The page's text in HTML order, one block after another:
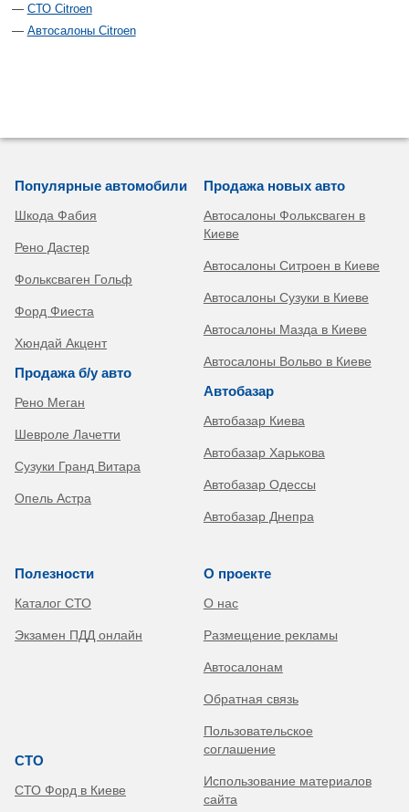
СТО Citroen
Автосалоны Citroen
Популярные автомобили
Шкода Фабия
Рено Дастер
Фольксваген Гольф
Форд Фиеста
Хюндай Акцент
Продажа б/у авто
Рено Меган
Шевроле Лачетти
Сузуки Гранд Витара
Опель Астра
Продажа новых авто
Автосалоны Фольксваген в
Киеве
Автосалоны Ситроен в Киеве
Автосалоны Сузуки в Киеве
Автосалоны Мазда в Киеве
Автосалоны Вольво в Киеве
Автобазар
Автобазар Киева
Автобазар Харькова
Автобазар Одессы
Автобазар Днепра
Полезности
Каталог СТО
Экзамен ПДД онлайн
СТО
СТО Форд в Киеве
О проекте
О нас
Размещение рекламы
Автосалонам
Обратная связь
Пользовательское
соглашение
Использование материалов
сайта